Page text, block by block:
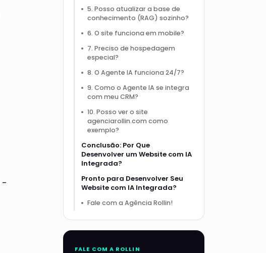
-
5. Posso atualizar a base de
conhecimento (RAG) sozinho?
6. O site funciona em mobile?
7. Preciso de hospedagem
especial?
8. O Agente IA funciona 24/7?
9. Como o Agente IA se integra
com meu CRM?
10. Posso ver o site
agenciarollin.com como
exemplo?
Conclusão: Por Que
Desenvolver um Website com IA
Integrada?
Pronto para Desenvolver Seu
Website com IA Integrada?
Fale com a Agência Rollin!
FALE COM A ROLLIN